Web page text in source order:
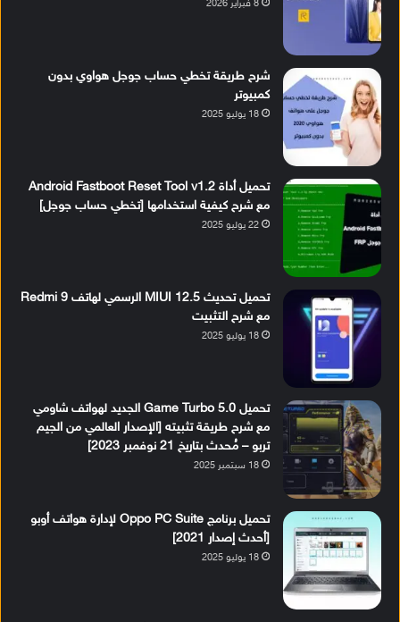
8 فبراير 2026
شرح طريقة تخطي حساب جوجل هواوي بدون
كمبيوتر
18 يوليو 2025
تحميل أداة Android Fastboot Reset Tool v1.2
مع شرح كيفية استخدامها [تخطي حساب جوجل]
22 يوليو 2025
تحميل تحديث MIUI 12.5 الرسمي لهاتف Redmi 9
مع شرح التثبيت
18 يوليو 2025
تحميل Game Turbo 5.0 الجديد لهواتف شاومي
مع شرح طريقة تثبيته [الإصدار العالمي من الجيم
تربو – مُحدث بتاريخ 21 نوفمبر 2023]
18 سبتمبر 2025
تحميل برنامج Oppo PC Suite لإدارة هواتف أوبو
[أحدث إصدار 2021]
18 يوليو 2025